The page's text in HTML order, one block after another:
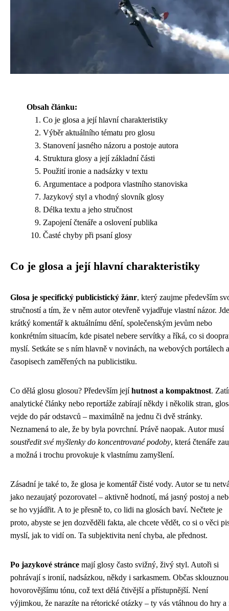
Obsah článku:
Co je glosa a její hlavní charakteristiky
Výběr aktuálního tématu pro glosu
Stanovení jasného názoru a postoje autora
Struktura glosy a její základní části
Použití ironie a nadsázky v textu
Argumentace a podpora vlastního stanoviska
Jazykový styl a vhodný slovník glosy
Délka textu a jeho stručnost
Zapojení čtenáře a oslovení publika
Časté chyby při psaní glosy
Co je glosa a její hlavní charakteristiky
Glosa je specifický publicistický žánr, který zaujme především
stručností a tím, že v něm autor otevřeně vyjadřuje vlastní názor.
krátký komentář k aktuálnímu dění, společenským jevům nebo
konkrétním situacím, kde pisatel nebere servítky a říká, co si
myslí. Setkáte se s ním hlavně v novinách, na webových portálech
časopisech zaměřených na publicistiku.
Co dělá glosu glosou? Především jejíhutnost a kompaktnost.
analytické články nebo reportáže zabírají někdy i několik stran,
vejde do pár odstavců – maximálně na jednu či dvě stránky.
Neznamená to ale, že by byla povrchní. Právě naopak. Autor musí
soustředit své myšlenky do koncentrované podoby, která čtenáře
a možná i trochu provokuje k vlastnímu zamyšlení.
Zásadní je také to, že glosa je komentář čisté vody. Autor se tu
jako nezaujatý pozorovatel – aktivně hodnotí, má jasný postoj a
se ho vyjádřit. A to je přesně to, co lidi na glosách baví. Nečtete je
proto, abyste se jen dozvěděli fakta, ale chcete vědět, co si o věci
myslí, jak to vidí on. Ta subjektivita není chyba, ale přednost.
Po jazykové stránce mají glosy často svižný, živý styl. Autoři si
pohrávají s ironií, nadsázkou, někdy i sarkasmem. Občas
hovorovějšímu tónu, což text dělá čtivější a přístupnější. Není
výjimkou, že narazíte na rétorické otázky – ty vás vtáhnou do hry a